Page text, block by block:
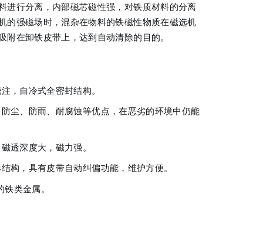
进行分离，内部磁芯磁性强，对铁质材料的分离
的强磁场时，混杂在物料的铁磁性物质在磁选机
在卸铁皮带上，达到自动清除的目的。
，自冷式全密封结构。
尘、防雨、耐腐蚀等优点，在恶劣的环境中仍能
透深度大，磁力强。
，具有皮带自动纠偏功能，维护方便。
类金属。